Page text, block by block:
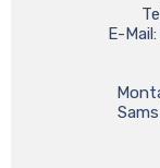
E-Mail: